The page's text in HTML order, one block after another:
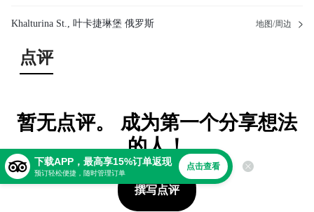
Khalturina St., 叶卡捷琳堡 俄罗斯 地图/周边
点评
暂无点评。 成为第一个分享想法
的人！
撰写点评
下载APP，最高享15%订单返现
预订轻松便捷，随时管理订单
点击查看